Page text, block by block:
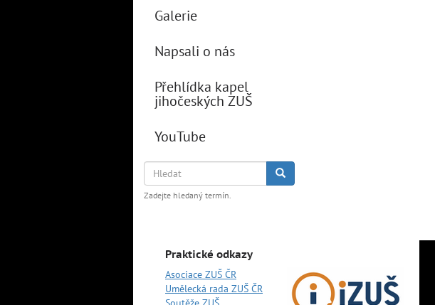
Galerie
Napsali o nás
Přehlídka kapel
jihočeských ZUŠ
YouTube
Hledat Hledat
Zadejte hledaný termín.
Praktické odkazy
Asociace ZUŠ ČR
Umělecká rada ZUŠ ČR